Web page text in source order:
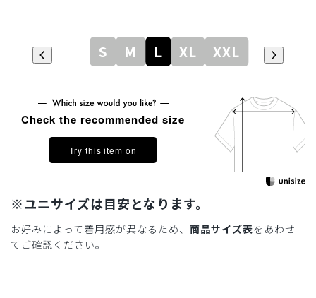
S M L XL XXL
Check the recommended size
Try this item on
※ユニサイズは目安となります。
お好みによって着用感が異なるため、 商品サイズ表をあわせ
てご確認ください。